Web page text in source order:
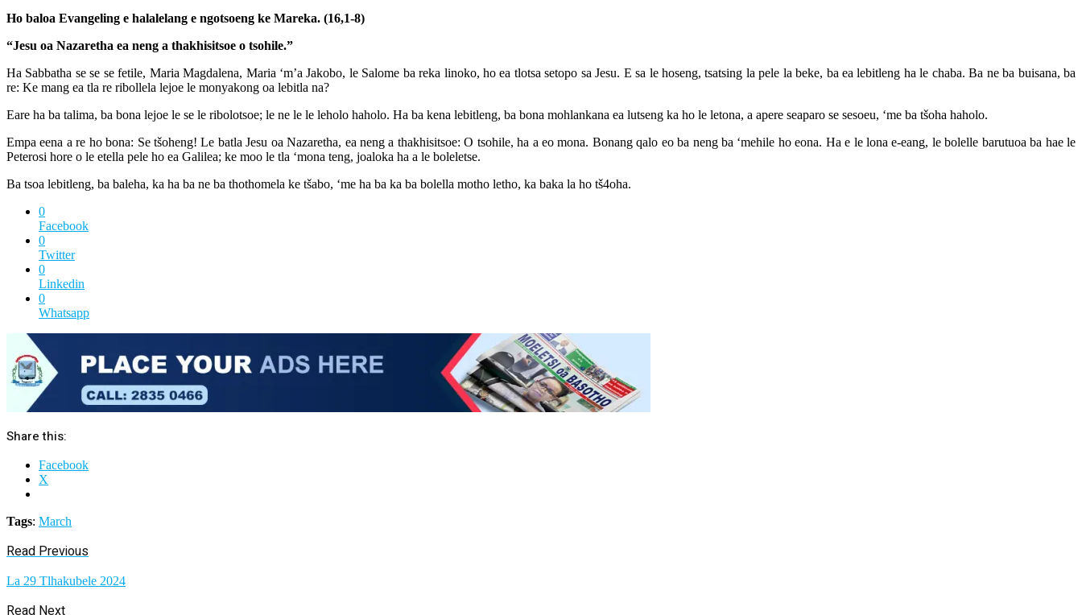
Ho baloa Evangeling e halalelang e ngotsoeng ke Mareka. (16,1-8)
“Jesu oa Nazaretha ea neng a thakhisitsoe o tsohile.”
Ha Sabbatha se se se fetile, Maria Magdalena, Maria ‘m’a Jakobo, le Salome ba reka linoko, ho ea tlotsa setopo sa Jesu. E sa le hoseng, tsatsing la pele la beke, ba ea lebitleng ha le chaba. Ba ne ba buisana, ba
re: Ke mang ea tla re ribollela lejoe le monyakong oa lebitla na?
Eare ha ba talima, ba bona lejoe le se le ribolotsoe; le ne le le leholo haholo. Ha ba kena lebitleng, ba bona mohlankana ea lutseng ka ho le letona, a apere seaparo se sesoeu, ‘me ba tšoha haholo.
Empa eena a re ho bona: Se tšoheng! Le batla Jesu oa Nazaretha, ea neng a thakhisitsoe: O tsohile, ha a eo mona. Bonang qalo eo ba neng ba ‘mehile ho eona. Ha e le lona e-eang, le bolelle barutuoa ba hae le
Peterosi hore o le etella pele ho ea Galilea; ke moo le tla ‘mona teng, joaloka ha a le boleletse.
Ba tsoa lebitleng, ba baleha, ka ha ba ne ba thothomela ke tšabo, ‘me ha ba ka ba bolella motho letho, ka baka la ho tš4oha.
0
Facebook
0
Twitter
0
Linkedin
0
Whatsapp
Share this:
Facebook
X
Tags: March
Read Previous
La 29 Tlhakubele 2024